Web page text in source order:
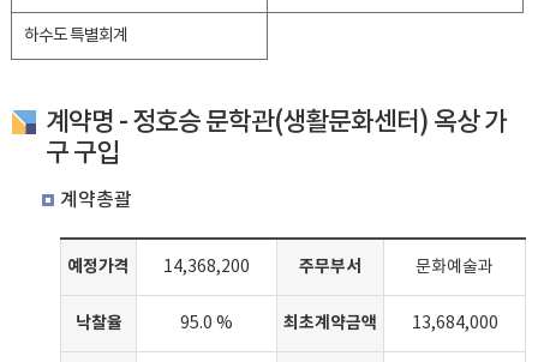
하수도 특별회계
계약명 - 정호승 문학관(생활문화센터) 옥상 가
구 구입
계약총괄
예정가격 14,368,200 주무부서 문화예술과
낙찰율 95.0 % 최초계약금액 13,684,000